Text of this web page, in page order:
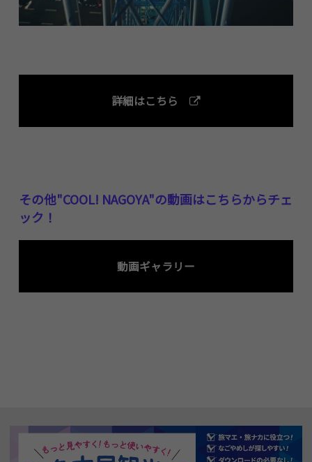
詳細はこちら
その他"COOL! NAGOYA"の動画はこちらからチェ
ック！
動画ギャラリー